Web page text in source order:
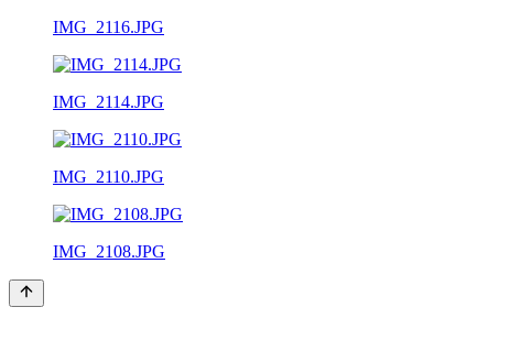
IMG_2116.JPG
IMG_2114.JPG
IMG_2110.JPG
IMG_2108.JPG